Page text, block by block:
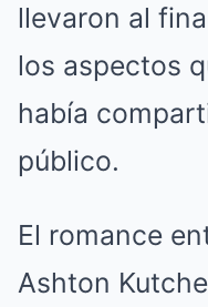
llevaron al
los aspectos
había
público.
El romance
Ashton